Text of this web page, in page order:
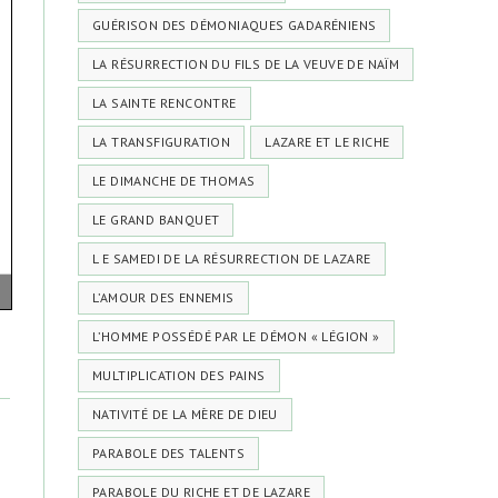
GUÉRISON DES DÉMONIAQUES GADARÉNIENS
LA RÉSURRECTION DU FILS DE LA VEUVE DE NAÏM
LA SAINTE RENCONTRE
LA TRANSFIGURATION LAZARE ET LE RICHE
LE DIMANCHE DE THOMAS
LE GRAND BANQUET
L E SAMEDI DE LA RÉSURRECTION DE LAZARE
L’AMOUR DES ENNEMIS
L’HOMME POSSÉDÉ PAR LE DÉMON « LÉGION »
MULTIPLICATION DES PAINS
NATIVITÉ DE LA MÈRE DE DIEU
PARABOLE DES TALENTS
PARABOLE DU RICHE ET DE LAZARE